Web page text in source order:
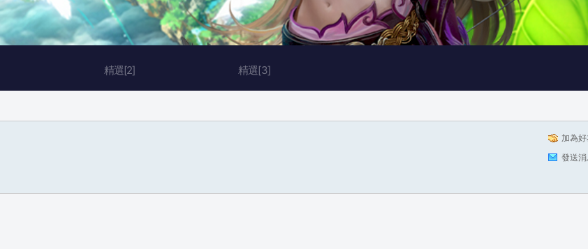
精選[2] 精選[3]
加為
發送